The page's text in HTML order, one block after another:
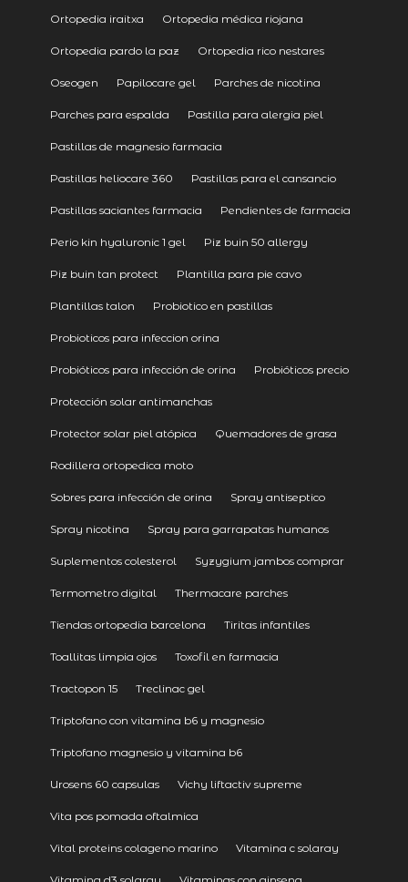
Ortopedia iraitxa Ortopedia médica riojana
Ortopedia pardo la paz Ortopedia rico nestares
Oseogen Papilocare gel Parches de nicotina
Parches para espalda Pastilla para alergia piel
Pastillas de magnesio farmacia
Pastillas heliocare 360 Pastillas para el cansancio
Pastillas saciantes farmacia Pendientes de farmacia
Perio kin hyaluronic 1 gel Piz buin 50 allergy
Piz buin tan protect Plantilla para pie cavo
Plantillas talon Probiotico en pastillas
Probioticos para infeccion orina
Probióticos para infección de orina Probióticos precio
Protección solar antimanchas
Protector solar piel atópica Quemadores de grasa
Rodillera ortopedica moto
Sobres para infección de orina Spray antiseptico
Spray nicotina Spray para garrapatas humanos
Suplementos colesterol Syzygium jambos comprar
Termometro digital Thermacare parches
Tiendas ortopedia barcelona Tiritas infantiles
Toallitas limpia ojos Toxofil en farmacia
Tractopon 15 Treclinac gel
Triptofano con vitamina b6 y magnesio
Triptofano magnesio y vitamina b6
Urosens 60 capsulas Vichy liftactiv supreme
Vita pos pomada oftalmica
Vital proteins colageno marino Vitamina c solaray